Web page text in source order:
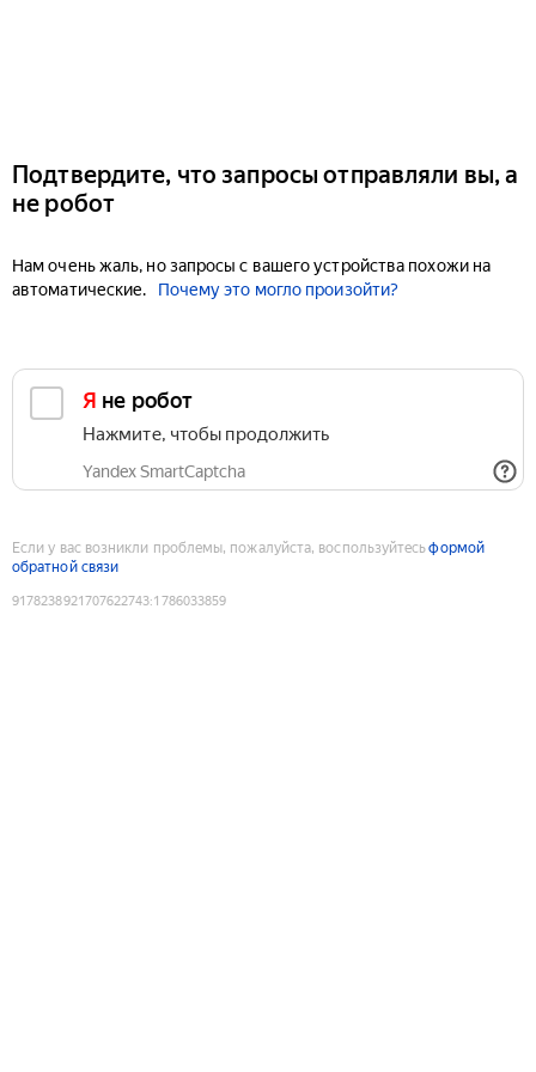
Подтвердите, что запросы отправляли вы, а
не робот
Нам очень жаль, но запросы с вашего устройства похожи на
автоматические.
Почему это могло произойти?
Я не робот
Нажмите, чтобы продолжить
Yandex SmartCaptcha
Если у вас возникли проблемы, пожалуйста, воспользуйтесьформой
обратной связи
9178238921707622743:1786033859